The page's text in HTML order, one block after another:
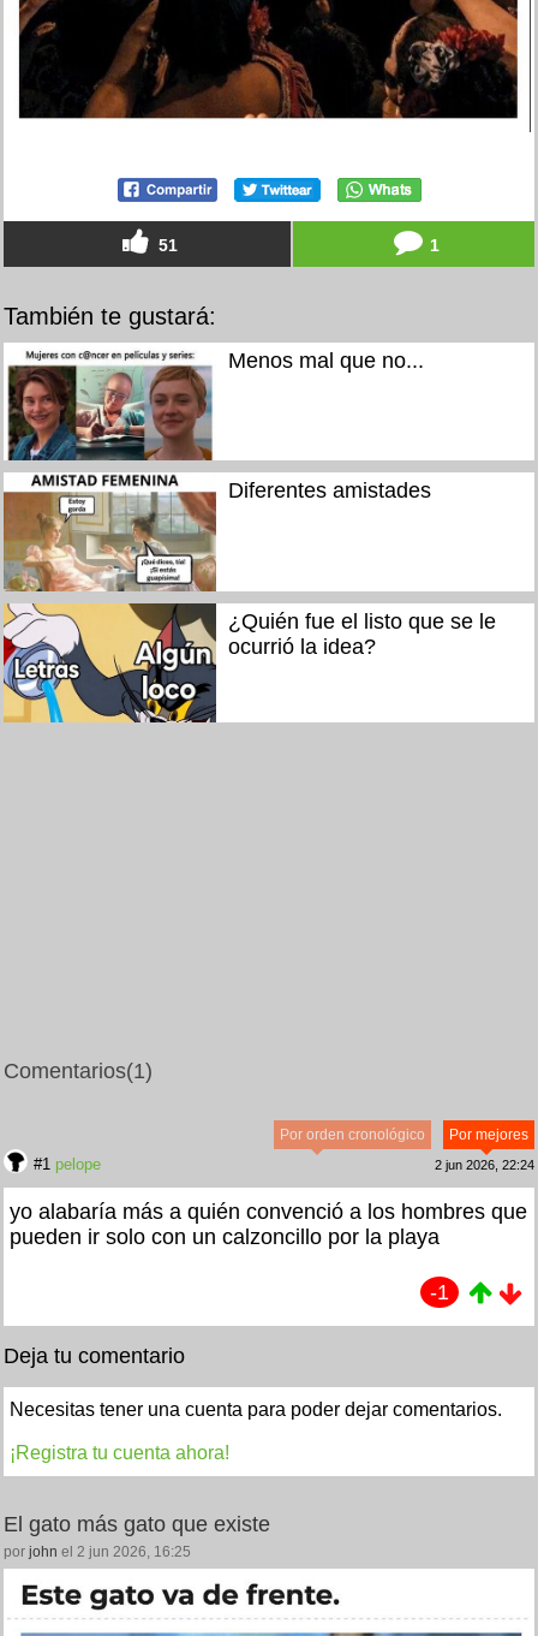
51 1
También te gustará:
Menos mal que no...
Diferentes amistades
¿Quién fue el listo que se le
ocurrió la idea?
Comentarios(1)
Por mejores
Por orden cronológico
#1 pelope 2 jun 2026, 22:24
yo alabaría más a quién convenció a los hombres que
pueden ir solo con un calzoncillo por la playa
-1
Deja tu comentario
Necesitas tener una cuenta para poder dejar comentarios.
¡Registra tu cuenta ahora!
El gato más gato que existe
por john el 2 jun 2026, 16:25